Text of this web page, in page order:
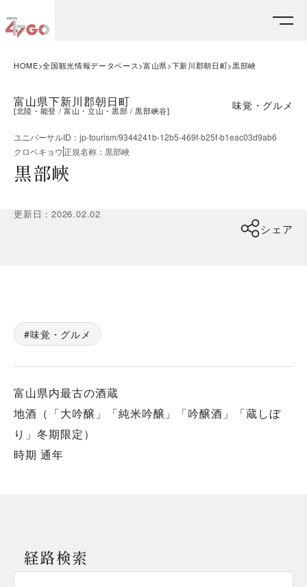
HOME 全国観光情報データベース 富山県 下新川郡朝日町 黒部峽
富山県下新川郡朝日町
[北陸・能登 富山・立山・黒部 黒部峡谷] 味覚・グルメ
ユニバーサルID ： jp-tourism/9344241b-12b5-469f-b25f-b1eac03d9ab6
クロベキョウ正規名称 ： 黒部峽
黒部峽
更新日 ：2026.02.02
シェア
味覚・グルメ
富山県内最古の酒蔵
地酒（「大吟醸」「純米吟醸」「吟醸酒」「蔵しぼ
り」冬期限定）
時期 通年
経路検索